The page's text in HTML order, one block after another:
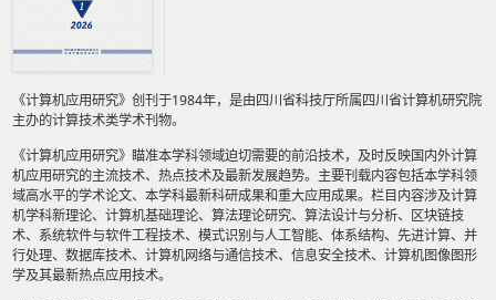
《计算机应用研究》创刊于1984年，是由四川省科技厅所属四川省计算机研究院
主办的计算技术类学术刊物。
《计算机应用研究》瞄准本学科领域迫切需要的前沿技术，及时反映国内外计算
机应用研究的主流技术、热点技术及最新发展趋势。主要刊载内容包括本学科领
域高水平的学术论文、本学科最新科研成果和重大应用成果。栏目内容涉及计算
机学科新理论、计算机基础理论、算法理论研究、算法设计与分析、区块链技
术、系统软件与软件工程技术、模式识别与人工智能、体系结构、先进计算、并
行处理、数据库技术、计算机网络与通信技术、信息安全技术、计算机图像图形
学及其最新热点应用技术。